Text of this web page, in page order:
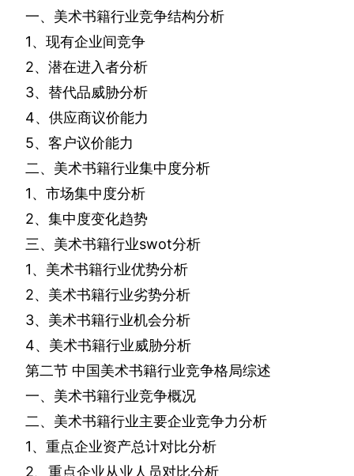
一、美术书籍行业竞争结构分析
1、现有企业间竞争
2、潜在进入者分析
3、替代品威胁分析
4、供应商议价能力
5、客户议价能力
二、美术书籍行业集中度分析
1、市场集中度分析
2、集中度变化趋势
三、美术书籍行业swot分析
1、美术书籍行业优势分析
2、美术书籍行业劣势分析
3、美术书籍行业机会分析
4、美术书籍行业威胁分析
第二节 中国美术书籍行业竞争格局综述
一、美术书籍行业竞争概况
二、美术书籍行业主要企业竞争力分析
1、重点企业资产总计对比分析
2、重点企业从业人员对比分析